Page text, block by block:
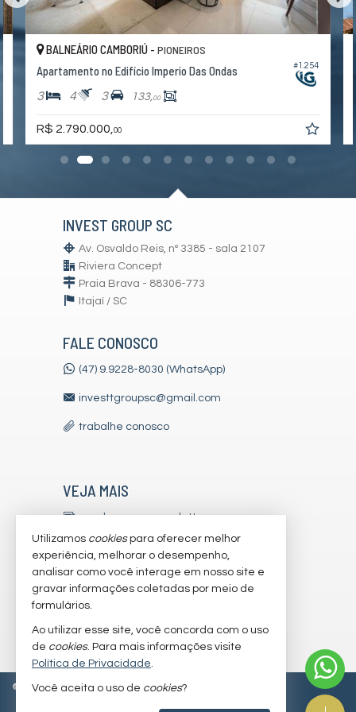
#1.254
BALNEÁRIO CAMBORIÚ -PIONEIROS
Apartamento no Edifício Imperio Das Ondas
3 4 3 133,00
R$ 2.790.000,00
INVEST GROUP SC
Av. Osvaldo Reis, nº 3385 - sala 2107
Riviera Concept
Praia Brava - 88306-773
Itajaí / SC
FALE CONOSCO
(47) 9.9228-8030 (WhatsApp)
investtgroupsc@gmail.com
trabalhe conosco
VEJA MAIS
receba nosso newsletter
indicadores financeiros
cadastre seu imóvel
imóveis favoritos
mapa de imóveis
© 2026 CRECI/SC 7179-J Política de Privacidade
Utilizamos cookiespara oferecer melhor
experiência, melhorar o desempenho,
analisar como você interage em nosso site e
gravar informações coletadas por meio de
formulários.
Ao utilizar esse site, você concorda com o uso
de cookies. Para mais informações visite
Política de Privacidade.
Você aceita o uso de cookies?